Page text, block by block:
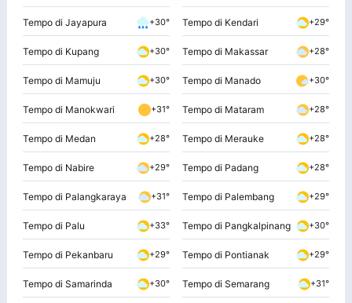
Tempo di Jayapura +30° Tempo di Kendari +29°
Tempo di Kupang +30° Tempo di Makassar +28°
Tempo di Mamuju +30° Tempo di Manado +30°
Tempo di Manokwari +31° Tempo di Mataram +28°
Tempo di Medan +28° Tempo di Merauke +28°
Tempo di Nabire +29° Tempo di Padang +28°
Tempo di Palangkaraya +31° Tempo di Palembang +29°
Tempo di Palu +33° Tempo di Pangkalpinang +30°
Tempo di Pekanbaru +29° Tempo di Pontianak +29°
Tempo di Samarinda +30° Tempo di Semarang +31°